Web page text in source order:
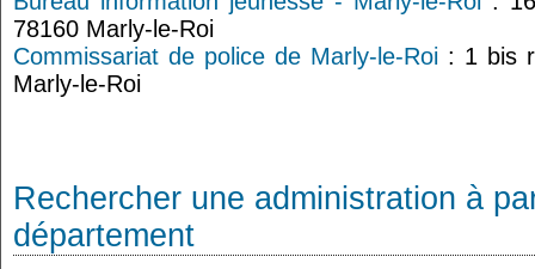
78160 Marly-le-Roi
Commissariat de police de Marly-le-Roi : 1 bis
Marly-le-Roi
Rechercher une administration à
département